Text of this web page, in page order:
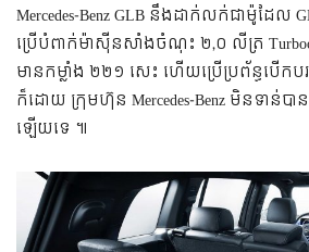
Mercedes-Benz GLB នឹង​ដាក់​លក់​ជា​ម៉ូដែល
ប្រើ​បំពាក់​ម៉ាស៊ីន​សាំង​ចំណុះ ២,០ លីត្រ
មាន​កម្លាំង ២២១ សេះ ហើយ​ប្រើ​ប្រព័ន្ធ​បើក
ក៏ដោយ ក្រុមហ៊ុន Mercedes-Benz មិន​ទាន់​បាន​
ឡើយ​ទេ ៕